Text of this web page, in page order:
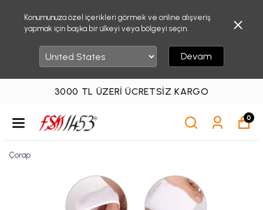
Konumunuza özel içerikleri görmek ve online alışveriş
yapmak için başka bir ülkeyi veya bölgeyi seçin.
Devam
3000 TL ÜZERI ÜCRETSIZ KARGO
0
Çorap